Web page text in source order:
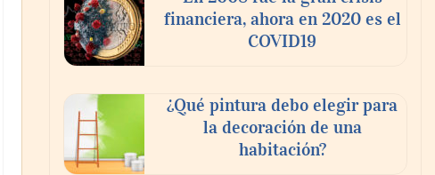
financiera, ahora en 2020 es el
COVID19
¿Qué pintura debo elegir para
la decoración de una
habitación?